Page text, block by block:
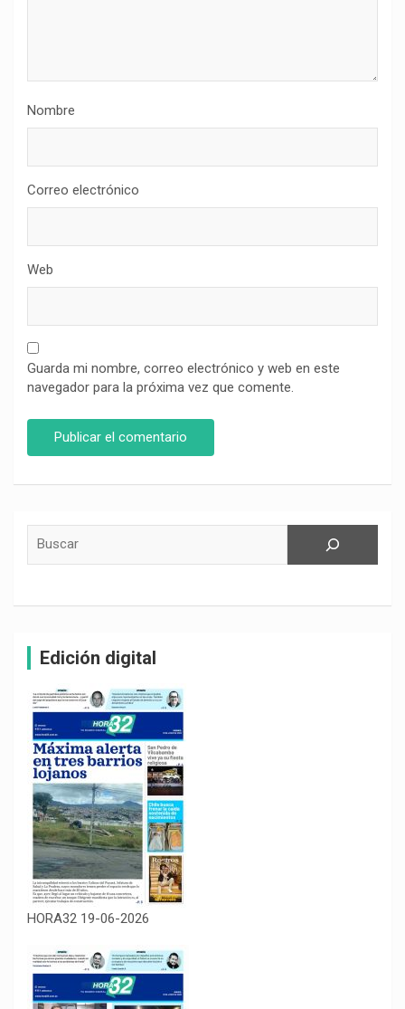
Nombre
Correo electrónico
Web
Guarda mi nombre, correo electrónico y web en este
navegador para la próxima vez que comente.
Edición digital
HORA32 19-06-2026